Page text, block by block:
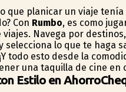
que planificar un viaje
Con Rumbo, es como
viajes. Navega por
selecciona lo que te haga
todo esto desde la
una taquilla de cine en
Estilo en